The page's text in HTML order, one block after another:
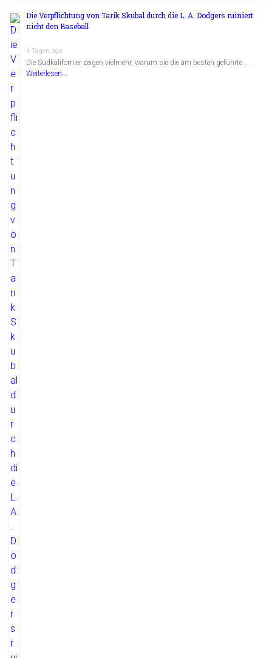
Die Verpflichtung von Tarik Skubal durch die L. A. Dodgers ruiniert
nicht den Baseball
4 Tagen ago
Die Südkalifornier zeigen vielmehr, warum sie die am besten geführte …
Weiterlesen...